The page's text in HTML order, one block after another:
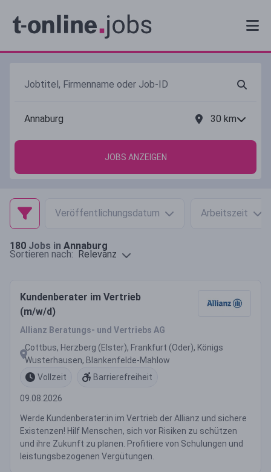
30 km
JOBS ANZEIGEN
Veröffentlichungsdatum Arbeitszeit
180 Jobs in Annaburg
Sortieren nach: Relevanz
Kundenberater im Vertrieb
(m/w/d)
Allianz Beratungs- und Vertriebs AG
Cottbus, Herzberg (Elster), Frankfurt (Oder), Königs
Wusterhausen, Blankenfelde-Mahlow
Vollzeit
Barrierefreiheit
09.08.2026
Werde Kundenberater:in im Vertrieb der Allianz und sichere
Existenzen! Hilf Menschen, sich vor Risiken zu schützen
und ihre Zukunft zu planen. Profitiere von Schulungen und
leistungsbezogenen Vergütungen.